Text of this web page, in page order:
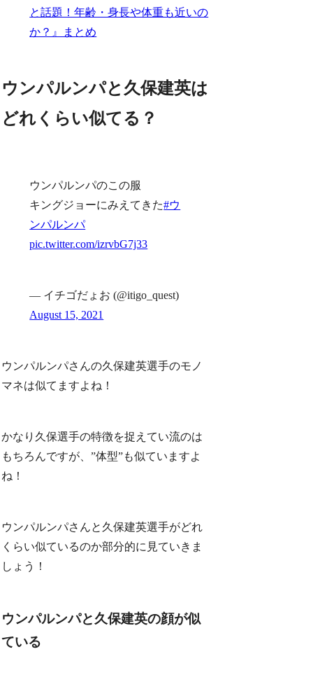
と話題！年齢・身長や体重も近いの
か？』まとめ
ウンパルンパと久保建英は
どれくらい似てる？
ウンパルンパのこの服
キングジョーにみえてきた#ウ
ンパルンパ
pic.twitter.com/izrvbG7j33
— イチゴだょお (@itigo_quest)
August 15, 2021
ウンパルンパさんの久保建英選手のモノ
マネは似てますよね！
かなり久保選手の特徴を捉えてい流のは
もちろんですが、”体型”も似ていますよ
ね！
ウンパルンパさんと久保建英選手がどれ
くらい似ているのか部分的に見ていきま
しょう！
ウンパルンパと久保建英の顔が似
ている